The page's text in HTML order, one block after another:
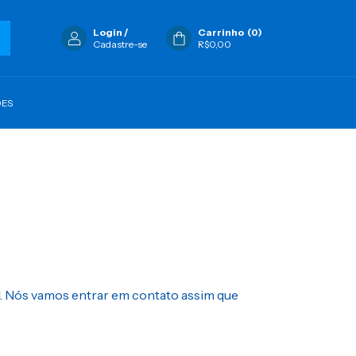
Login /
Cadastre-se
Carrinho (0)
R$0,00
vamos entrar em contato assim que